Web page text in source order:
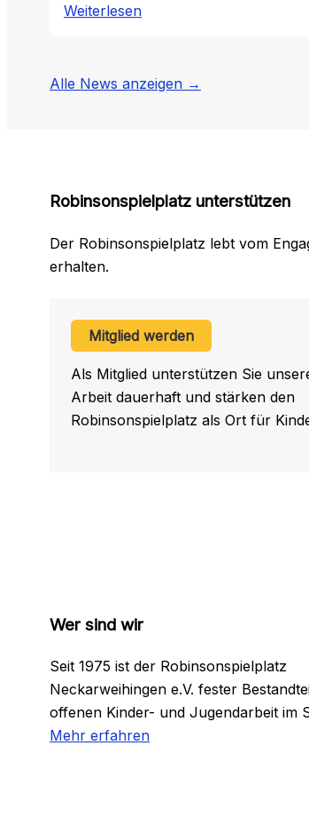
Weiterlesen:
vollem
Alle News anzeigen →
Robinsonspielplatz unterstützen
Der Robinsonspielplatz lebt vom
erhalten.
Mitglied werden
Als Mitglied unterstützen Sie
Arbeit dauerhaft und stärken den
Robinsonspielplatz als Ort für
Wer sind wir
Seit 1975 ist der Robinsonspielplatz
Neckarweihingen e.V. fester
offenen Kinder- und Jugendarbeit im
Mehr erfahren